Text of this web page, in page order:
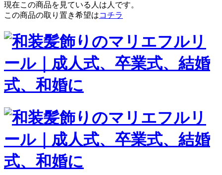
現在この商品を見ている人は 人です。
この商品の取り置き希望はコチラ